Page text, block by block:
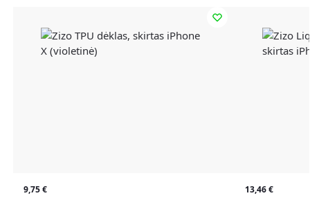
9,75€ 13,46€